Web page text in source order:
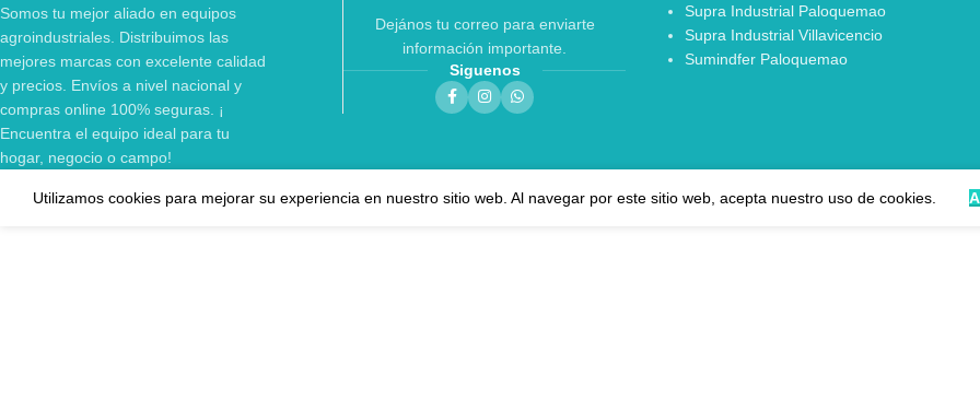
Somos tu mejor aliado en equipos
agroindustriales. Distribuimos las
mejores marcas con excelente calidad
y precios. Envíos a nivel nacional y
compras online 100% seguras. ¡
Encuentra el equipo ideal para tu
hogar, negocio o campo!
Dejános tu correo para enviarte
información importante.
Siguenos
Supra Industrial Paloquemao
Supra Industrial Villavicencio
Sumindfer Paloquemao
Utilizamos cookies para mejorar su experiencia en nuestro sitio web. Al navegar por este sitio web, acepta nuestro uso de cookies.